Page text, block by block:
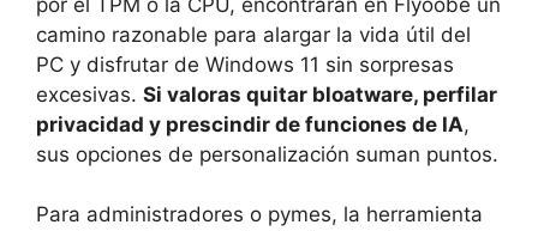
camino razonable para alargar la vida útil del
PC y disfrutar de Windows 11 sin sorpresas
excesivas. Si valoras quitar bloatware, perfilar
privacidad y prescindir de funciones de IA,
sus opciones de personalización suman puntos.
Para administradores o pymes, la herramienta